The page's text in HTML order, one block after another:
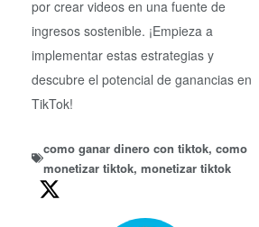
por crear videos en una fuente de
ingresos sostenible. ¡Empieza a
implementar estas estrategias y
descubre el potencial de ganancias en
TikTok!
como ganar dinero con tiktok, como
monetizar tiktok, monetizar tiktok